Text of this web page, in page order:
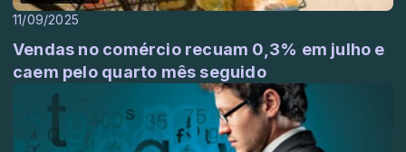
11/09/2025
Vendas no comércio recuam 0,3% em julho e
caem pelo quarto mês seguido